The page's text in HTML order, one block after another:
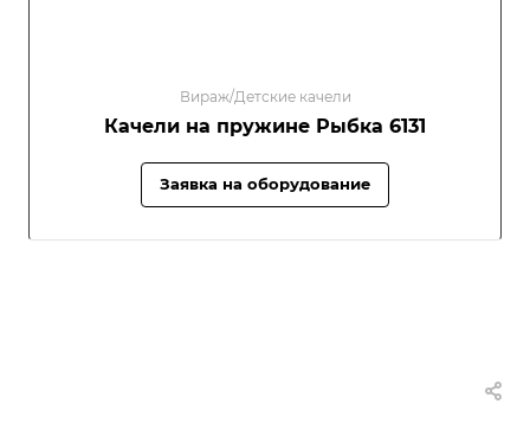
Вираж/Детские качели
Качели на пружине Рыбка 6131
Заявка на оборудование